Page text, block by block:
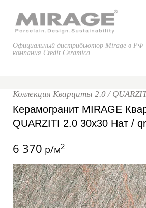
Официальный дистрибьютор Mirage в РФ
компания Credit Ceramica
Коллекция Кварциты 2.0 /
Керамогранит MIRAGE
QUARZITI 2.0 30x30 Нат /
6 370 р/м2